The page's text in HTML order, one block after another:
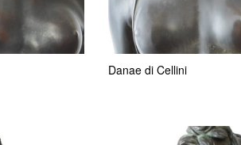
Danae di Cellini